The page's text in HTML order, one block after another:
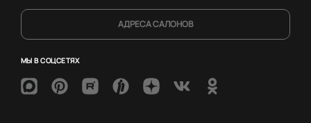
АДРЕСА САЛОНОВ
МЫ В СОЦСЕТЯХ